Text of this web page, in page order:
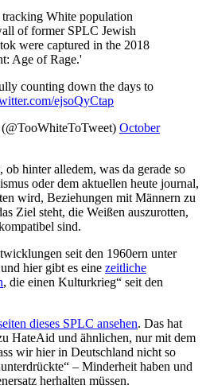
White population
of former SPLC Jewish
were captured in the 2018
Age of Rage.'
counting down the days to
ejsoQyCtap
October
ob hinter alledem, was da gerade so
oder dem aktuellen heute journal,
wird, Beziehungen mit Männern zu
Ziel steht, die Weißen auszurotten,
sind.
seit den 1960ern unter
hier gibt es eine zeitliche
, die einen Kulturkrieg“ seit den
dieses SPLC ansehen. Das hat
HateAid und ähnlichen, nur mit dem
wir hier in Deutschland nicht so
– Minderheit haben und
herhalten müssen.